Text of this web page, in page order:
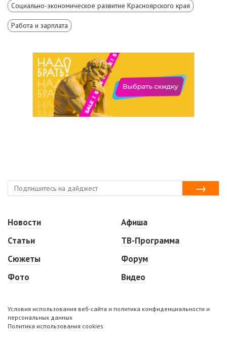
Социально-экономическое развитие Красноярского края
Работа и зарплата
Новости
Статьи
Сюжеты
Фото
Афиша
ТВ-Программа
Форум
Видео
Условия использования веб-сайта и политика конфиденциальности и
персональных данных
Политика использования cookies